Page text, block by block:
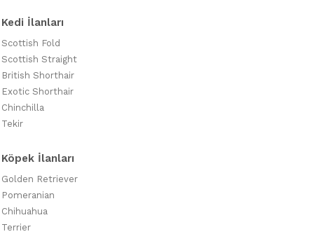
Kedi İlanları
Scottish Fold
Scottish Straight
British Shorthair
Exotic Shorthair
Chinchilla
Tekir
Köpek İlanları
Golden Retriever
Pomeranian
Chihuahua
Terrier